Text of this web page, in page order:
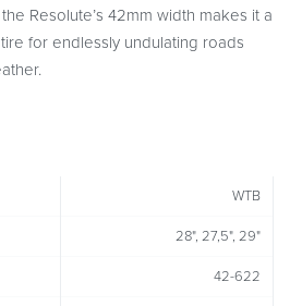
Resolute’s 42mm width makes it a
for endlessly undulating roads
WTB
28", 27,5", 29"
42-622